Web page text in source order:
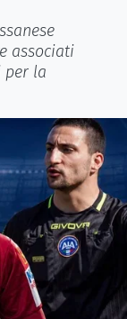
associati
per la